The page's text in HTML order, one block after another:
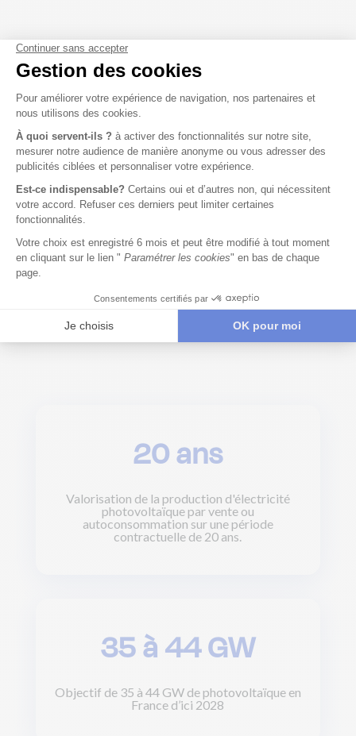
20 ans
Valorisation de la production d'électricité
photovoltaïque par vente ou
autoconsommation sur une période
contractuelle de 20 ans.
35 à 44 GW
Objectif de 35 à 44 GW de photovoltaïque en
France d’ici 2028